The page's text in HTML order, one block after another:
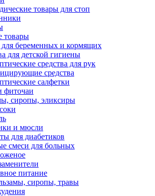
товары для стоп
товары
беременных и кормящих
для детской гигиены
средства для рук
средства
салфетки
фиточаи
сиропы, эликсиры
и мюсли
для диабетиков
смеси для больных
питание
сиропы, травы